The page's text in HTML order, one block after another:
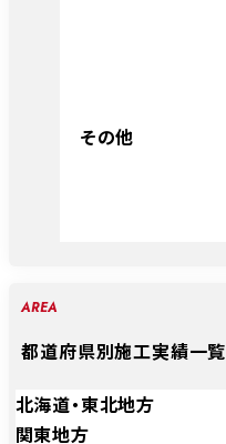
その他
AREA
都道府県別施工実績一覧
北海道・東北地方
関東地方